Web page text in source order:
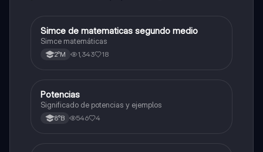
Matemáticas
Simce de matematicas segundo medio
Simce matemáticas
2°M 1,343 18
Matemáticas
Potencias
Significado de potencias y ejemplos
8°B 546 4